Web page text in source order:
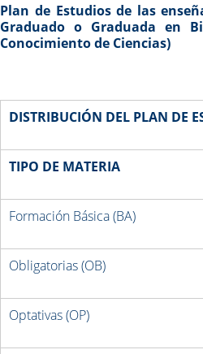
Plan de Estudios de las
Graduado o Graduada en
Conocimiento de Ciencias)
DISTRIBUCIÓN DEL PLAN DE
TIPO DE MATERIA
Formación Básica (BA)
Obligatorias (OB)
Optativas (OP)